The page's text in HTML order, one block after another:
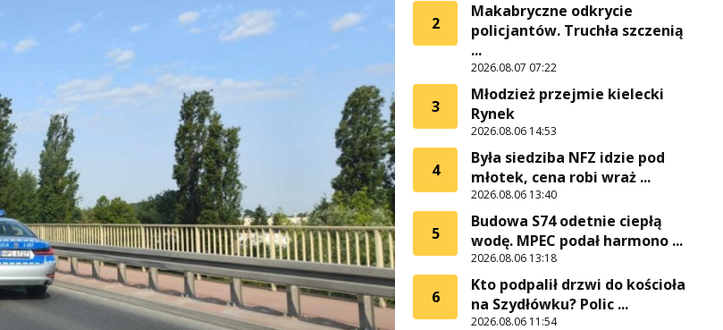
2
Makabryczne odkrycie
policjantów. Truchła szczenią
...
2026.08.07 07:22
3
Młodzież przejmie kielecki
Rynek
2026.08.06 14:53
4
Była siedziba NFZ idzie pod
młotek, cena robi wraż ...
2026.08.06 13:40
5
Budowa S74 odetnie ciepłą
wodę. MPEC podał harmono ...
2026.08.06 13:18
6
Kto podpalił drzwi do kościoła
na Szydłówku? Polic ...
2026.08.06 11:54